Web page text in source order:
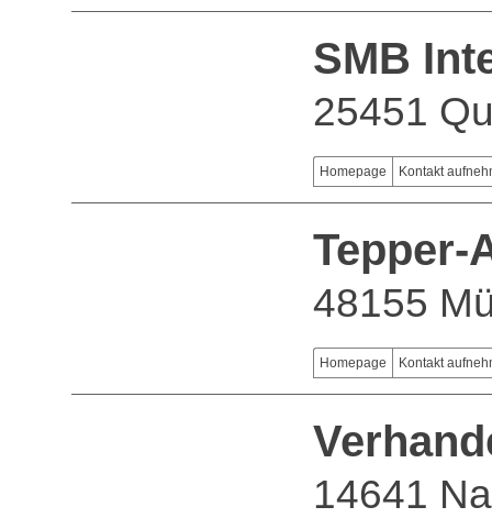
SMB
25451
Homepage Kontakt
Tepper-
48155
Homepage Kontakt
14641